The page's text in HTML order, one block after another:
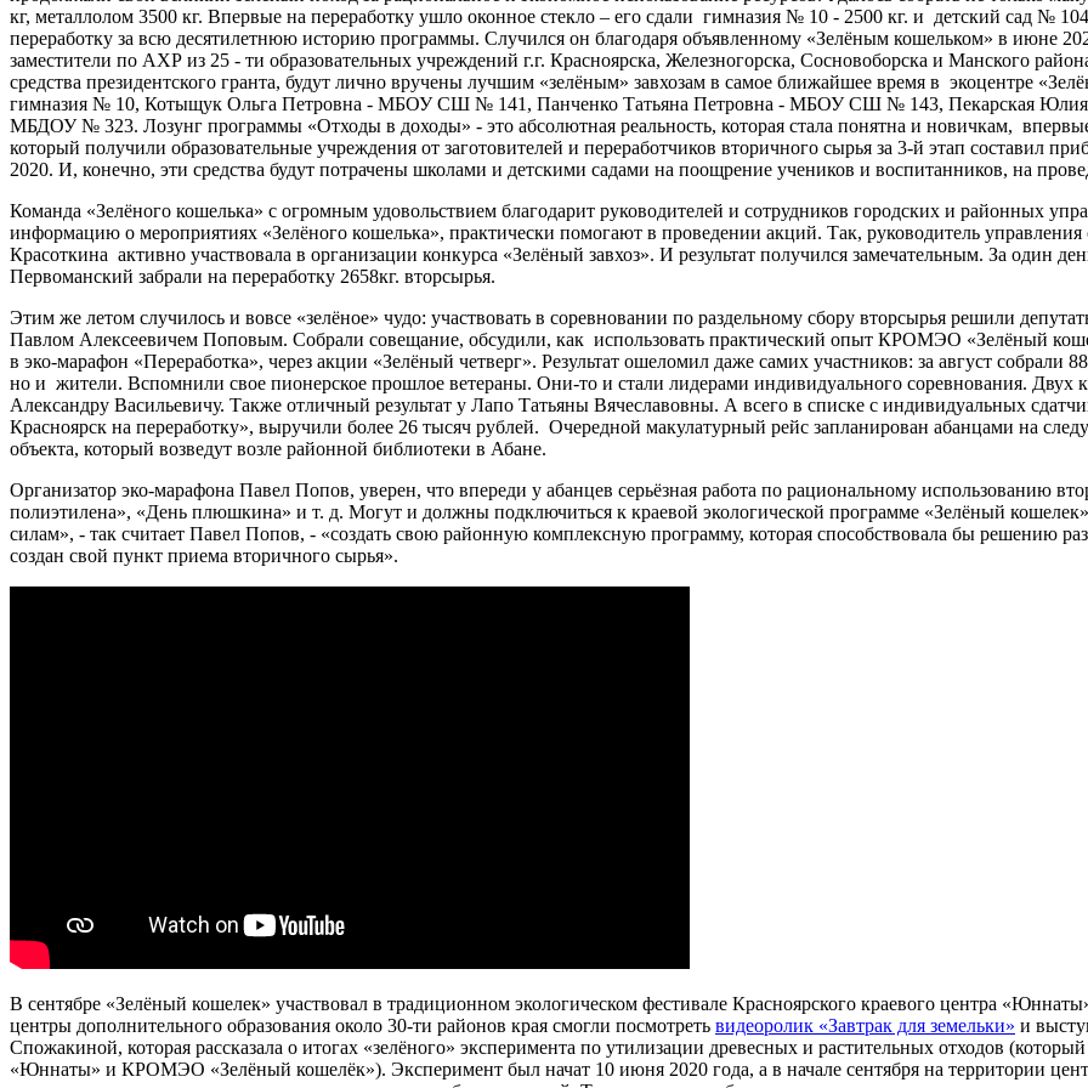
кг, металлолом 3500 кг. Впервые на переработку ушло оконное стекло – его сдали гимназия № 10 - 2500 кг. и детский сад №
переработку за всю десятилетнюю историю программы. Случился он благодаря объявленному «Зелёным кошельком» в июне
заместители по АХР из 25 - ти образовательных учреждений г.г. Красноярска, Железногорска, Сосновоборска и Манского
средства президентского гранта, будут лично вручены лучшим «зелёным» завхозам в самое ближайшее время в экоцентре
гимназия № 10, Котыщук Ольга Петровна - МБОУ СШ № 141, Панченко Татьяна Петровна - МБОУ СШ № 143, Пекарская
МБДОУ № 323. Лозунг программы «Отходы в доходы» - это абсолютная реальность, которая стала понятна и новичкам,
который получили образовательные учреждения от заготовителей и переработчиков вторичного сырья за 3-й этап составил
2020. И, конечно, эти средства будут потрачены школами и детскими садами на поощрение учеников и воспитанников, на
Команда «Зелёного кошелька» с огромным удовольствием благодарит руководителей и сотрудников городских и районных
информацию о мероприятиях «Зелёного кошелька», практически помогают в проведении акций. Так, руководитель
Красоткина активно участвовала в организации конкурса «Зелёный завхоз». И результат получился замечательным. За один
Первоманский забрали на переработку 2658кг. вторсырья.
Этим же летом случилось и вовсе «зелёное» чудо: участвовать в соревновании по раздельному сбору вторсырья решили
Павлом Алексеевичем Поповым. Собрали совещание, обсудили, как использовать практический опыт КРОМЭО «Зелёный
в эко-марафон «Переработка», через акции «Зелёный четверг». Результат ошеломил даже самих участников: за август собрали
но и жители. Вспомнили свое пионерское прошлое ветераны. Они-то и стали лидерами индивидуального соревнования. Двух
Александру Васильевичу. Также отличный результат у Лапо Татьяны Вячеславовны. А всего в списке с индивидуальных
Красноярск на переработку», выручили более 26 тысяч рублей. Очередной макулатурный рейс запланирован абанцами на
объекта, который возведут возле районной библиотеки в Абане.
Организатор эко-марафона Павел Попов, уверен, что впереди у абанцев серьёзная работа по рациональному использованию
полиэтилена», «День плюшкина» и т. д. Могут и должны подключиться к краевой экологической программе «Зелёный
силам», - так считает Павел Попов, - «создать свою районную комплексную программу, которая способствовала бы решению
создан свой пункт приема вторичного сырья».
В сентябре «Зелёный кошелек» участвовал в традиционном экологическом фестивале Красноярского краевого центра
центры дополнительного образования около 30-ти районов края смогли посмотреть видеоролик «Завтрак для земельки» и
Спожакиной, которая рассказала о итогах «зелёного» эксперимента по утилизации древесных и растительных отходов
«Юннаты» и КРОМЭО «Зелёный кошелёк»). Эксперимент был начат 10 июня 2020 года, а в начале сентября на территории